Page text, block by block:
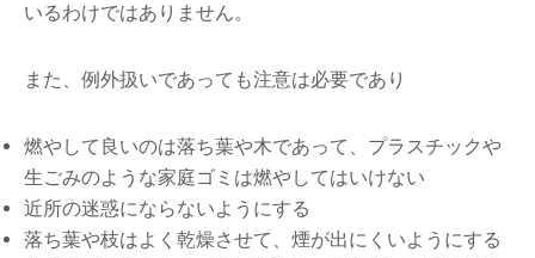
いるわけではありません。
また、例外扱いであっても注意は必要であり
燃やして良いのは落ち葉や木であって、プラスチックや
生ごみのような家庭ゴミは燃やしてはいけない
近所の迷惑にならないようにする
落ち葉や枝はよく乾燥させて、煙が出にくいようにする